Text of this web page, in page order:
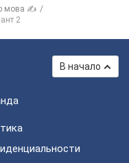
мова ✍
2
В начало